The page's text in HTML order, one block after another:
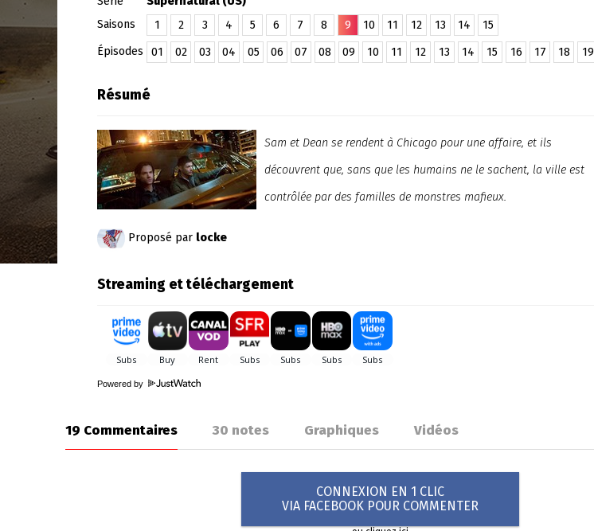
Saisons
1 2 3 4 5 6 7 8 9 10 11 12 13 14
15
Épisodes
01 02 03 04 05 06 07 08 09 10 11 12 13 14 15 16 17 18 19
Résumé
Sam et Dean se rendent à Chicago pour une affaire, et ils
découvrent que, sans que les humains ne le sachent, la ville est
contrôlée par des familles de monstres mafieux.
Proposé par locke
Streaming et téléchargement
Powered by
19 Commentaires 30 notes Graphiques Vidéos
CONNEXION EN 1 CLIC
VIA FACEBOOK POUR COMMENTER